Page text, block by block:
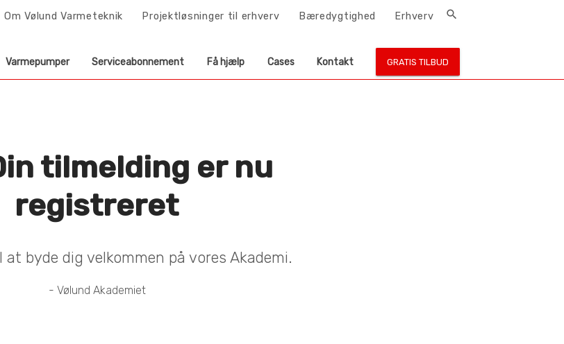
search
Om Vølund Varmeteknik Projektløsninger til erhverv Bæredygtighed Erhverv
Varmepumper Serviceabonnement Få hjælp Cases Kontakt GRATIS TILBUD
tilmelding er nu
registreret
byde dig velkommen på vores Akademi.
- Vølund Akademiet